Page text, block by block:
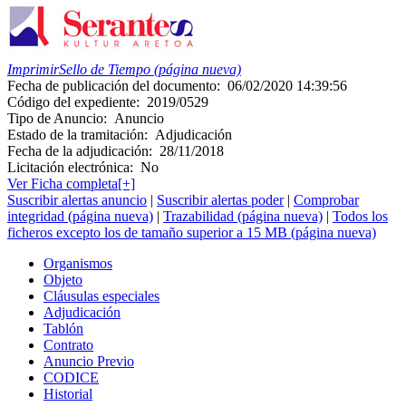
ImprimirSello de Tiempo (página nueva)
Fecha de publicación del documento: 06/02/2020 14:39:56
Código del expediente: 2019/0529
Tipo de Anuncio: Anuncio
Estado de la tramitación: Adjudicación
Fecha de la adjudicación: 28/11/2018
Licitación electrónica: No
Ver Ficha completa[+]
Suscribir alertas anuncio | Suscribir alertas poder| Comprobar
integridad (página nueva) | Trazabilidad (página nueva) | Todos los
ficheros excepto los de tamaño superior a 15 MB (página nueva)
Organismos
Objeto
Cláusulas especiales
Adjudicación
Tablón
Contrato
Anuncio Previo
CODICE
Historial